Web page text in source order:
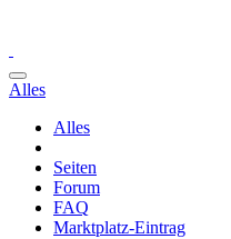
Alles
Alles
Seiten
Forum
FAQ
Marktplatz-Eintrag